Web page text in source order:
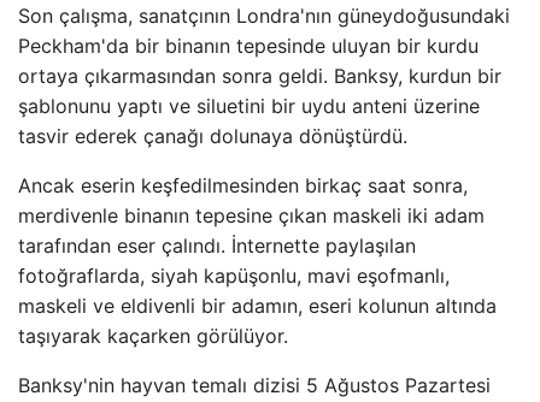
Son çalışma, sanatçının Londra'nın güneydoğusundaki
Peckham'da bir binanın tepesinde uluyan bir kurdu
ortaya çıkarmasından sonra geldi. Banksy, kurdun bir
şablonunu yaptı ve siluetini bir uydu anteni üzerine
tasvir ederek çanağı dolunaya dönüştürdü.
Ancak eserin keşfedilmesinden birkaç saat sonra,
merdivenle binanın tepesine çıkan maskeli iki adam
tarafından eser çalındı. İnternette paylaşılan
fotoğraflarda, siyah kapüşonlu, mavi eşofmanlı,
maskeli ve eldivenli bir adamın, eseri kolunun altında
taşıyarak kaçarken görülüyor.
Banksy'nin hayvan temalı dizisi 5 Ağustos Pazartesi